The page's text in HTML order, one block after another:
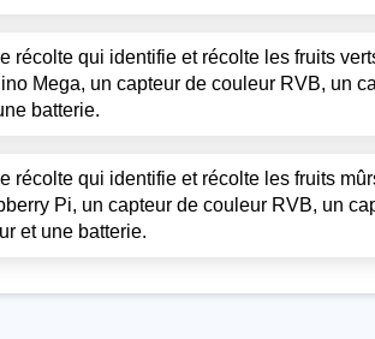
récolte qui identifie et récolte les fruits
Mega, un capteur de couleur RVB, un
batterie.
récolte qui identifie et récolte les fruits
Pi, un capteur de couleur RVB, un
et une batterie.